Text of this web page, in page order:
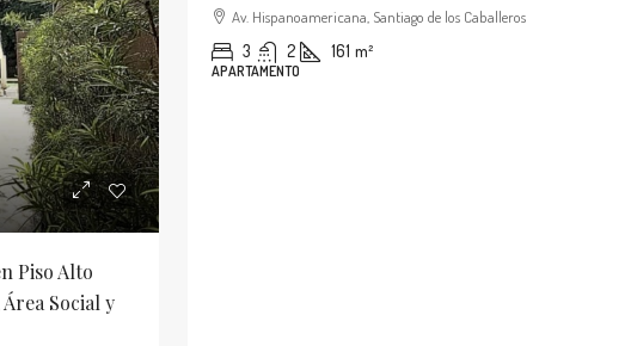
Piso Alto
Social y
Av. Hispanoamericana, Santiago de los Caballeros
3 2 161 m²
APARTAMENTO